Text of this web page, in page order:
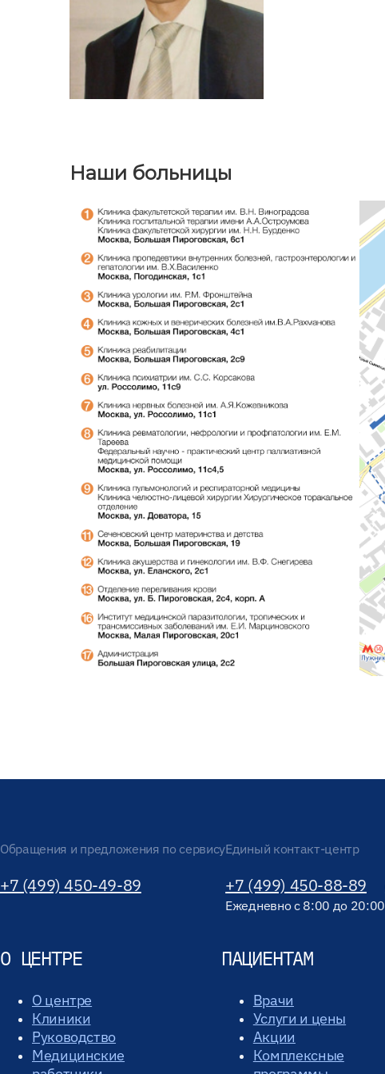
Наши больницы
Обращения и предложения по сервису
+7 (499) 450-49-89
Единый контакт-центр
+7 (499) 450-88-89
Ежедневно с 8:00 до 20:00
О ЦЕНТРЕ
О центре
Клиники
Руководство
Медицинские
ПАЦИЕНТАМ
Врачи
Услуги и цены
Акции
Комплексные